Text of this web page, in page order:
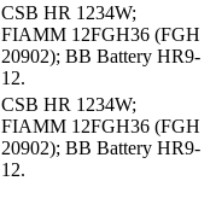
CSB HR 1234W;
FIAMM 12FGH36 (FGH
20902); BB Battery HR9-
12.
CSB HR 1234W;
FIAMM 12FGH36 (FGH
20902); BB Battery HR9-
12.